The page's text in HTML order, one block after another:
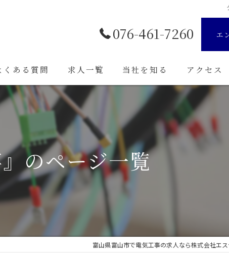
076-461-7260 エ
くある質問 求人一覧 当社を知る
正社員
残業少なめ
未経験
転職
アクセス
のページ一覧
富山県富山市で電気工事の求人なら株式会社エス